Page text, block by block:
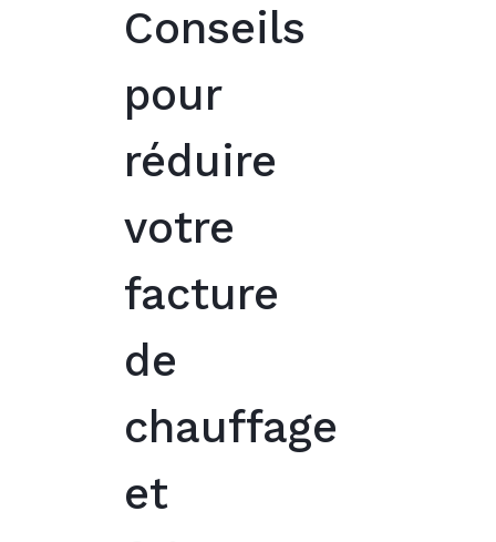
Conseils
pour
réduire
votre
facture
de
chauffage
et